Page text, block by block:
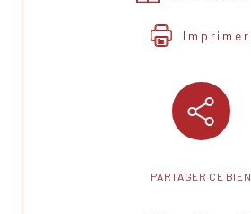
Imprimer
PARTAGER CE BIEN